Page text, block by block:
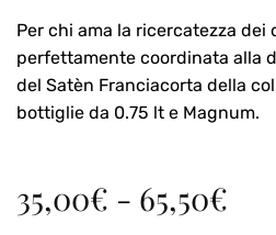
Per chi ama la ricercatezza
perfettamente coordinata alla
del Satèn Franciacorta della
bottiglie da 0.75 lt e Magnum.
35,00€ - 65,50€